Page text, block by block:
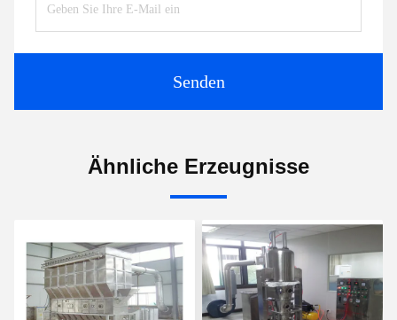
Senden
Ähnliche Erzeugnisse